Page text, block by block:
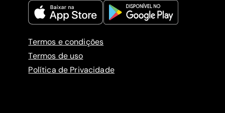
Termos e condições
Termos de uso
Política de Privacidade